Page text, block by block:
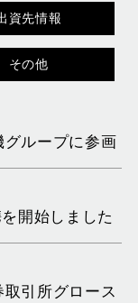
資先情報
その他
ループに参画
開始しました
引所グロース